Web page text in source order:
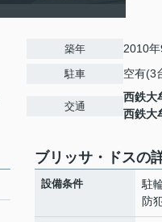
築年 2010
駐車 空有(3
交通
西鉄大
西鉄大
ブリッサ・ドスの
設備条件
駐
防